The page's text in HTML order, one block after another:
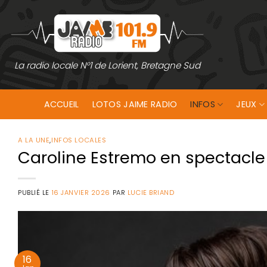
contenu
La radio locale N°1 de Lorient, Bretagne Sud
ACCUEIL LOTOS JAIME RADIO INFOS JEUX
A LA UNE,INFOS LOCALES
Caroline Estremo en
PUBLIÉ LE 16 JANVIER 2026 PAR LUCIE BRIAND
16